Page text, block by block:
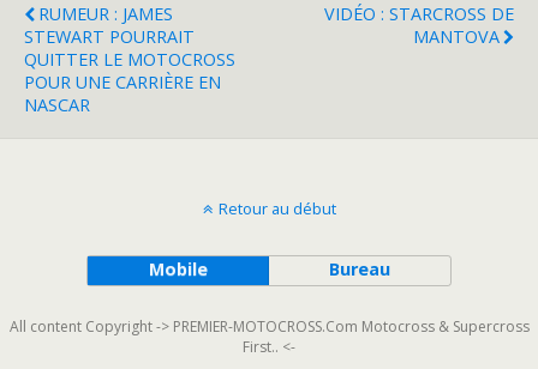
RUMEUR : JAMES
STEWART POURRAIT
QUITTER LE MOTOCROSS
POUR UNE CARRIÈRE EN
NASCAR
VIDÉO : STARCROSS DE
MANTOVA
Retour au début
Mobile Bureau
All content Copyright -> PREMIER-MOTOCROSS.Com Motocross & Supercross
First.. <-